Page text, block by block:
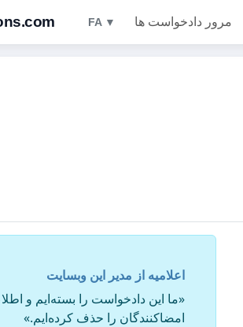
FA ▼ مرور دادخواست ها
اعلامیه از مدیر این وبسایت
«ما این دادخواست را بسته‌ایم و
امضاکنندگان را حذف کرده‌ایم.»